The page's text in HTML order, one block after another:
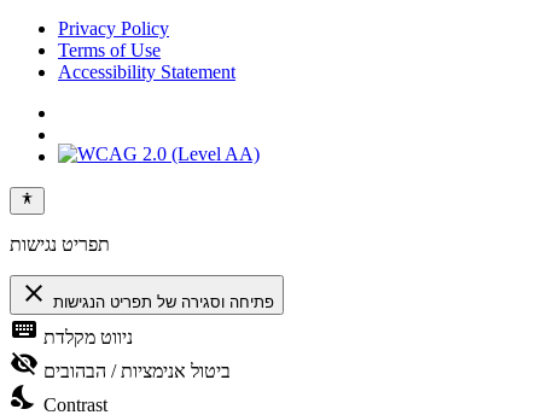
Privacy Policy
Terms of Use
Accessibility Statement
תפריט נגישות
close פתיחה וסגירה של תפריט הנגישות
keyboard ניווט מקלדת
visibility_off ביטול אנימציות / הבהובים
nights_stay Contrast